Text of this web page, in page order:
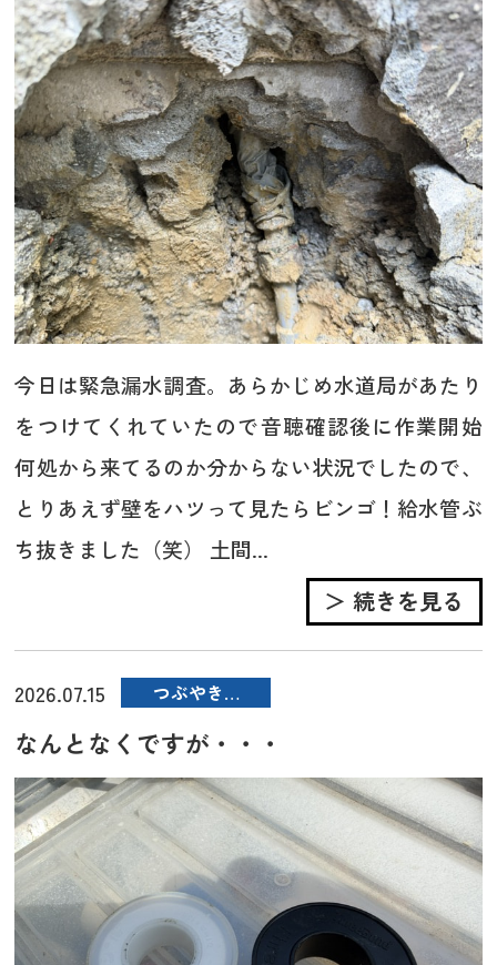
今日は緊急漏水調査。あらかじめ水道局があたり
をつけてくれていたので音聴確認後に作業開始
何処から来てるのか分からない状況でしたので、
とりあえず壁をハツって見たらビンゴ！給水管ぶ
ち抜きました（笑） 土間...
＞ 続きを見る
2026.07.15 つぶやき…
なんとなくですが・・・